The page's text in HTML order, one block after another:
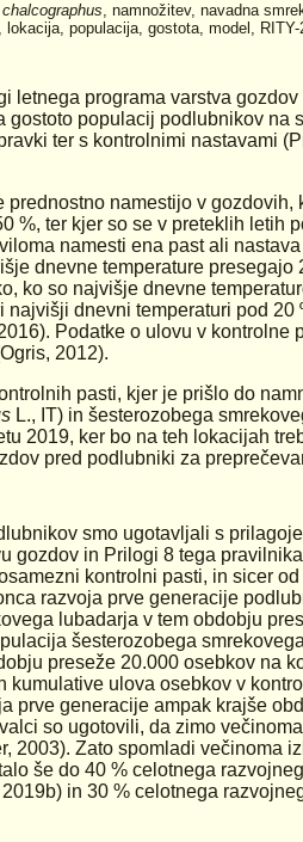
, namnožitev, navadna
populacija, gostota, model, RITY-
letnega programa varstva gozdov
gostoto populacij podlubnikov na
ter s kontrolnimi nastavami
namestijo v gozdovih,
%, ter kjer so se v preteklih letih
namesti ena past ali
dnevne temperature presegajo
ko so najvišje dnevne
dnevni temperaturi pod 20
Podatke o ulovu v kontrolne
2012).
pasti, kjer je prišlo do
L., IT) in šesterozobega
2019, ker bo na teh lokacijah
pred podlubniki za
smo ugotavljali s
gozdov in Prilogi 8 tega
kontrolni pasti, in sicer
razvoja prve generacije
lubadarja v tem obdobju
šesterozobega
preseže 20.000 osebkov na
kumulative ulova osebkov v
prve generacije ampak krajše
so ugotovili, da zimo
2003). Zato spomladi večinoma
še do 40 % celotnega
in 30 % celotnega